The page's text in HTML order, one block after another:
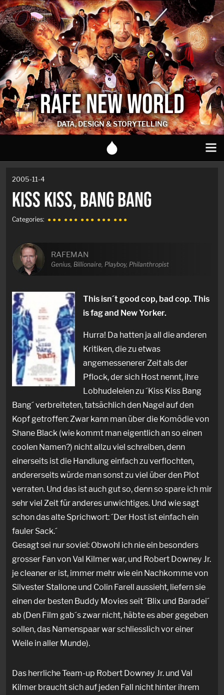
RAFE NEW WORLD
DATA, DESIGN & STORYTELLING
2005-11-4
KISS KISS, BANG BANG
Categories: ● ● ● ● ● ● ● ● ● ● ● ● ● ● ●
RAFEMAN
Genius, Billionaire, Playboy, Philanthropist
This isn´t good cop, bad cop. This
is fag and New Yorker.
Hurra! Da hatten ja all die anderen
Kritiken, die zu etwas
angemessenerer Zeit als der
Pflock, der sich Host nennt, ihre
Lobhudeleien zu ´Kiss Kiss Bang
Bang´ verbreiteten, tatsächlich den Nagel auf den
Kopf getroffen: Zwar kann man über die Komödie von
Shane Black (wie kommt man eigentlich an so einen
coolen Namen?) nicht allzu viel schreiben, denn
einerseits ist die Handlung einfach zu verflochten,
andererseits würde man sonst zu viel über den Plot
verraten. Und das ist auch gut so, denn so spare ich mir
sehr viel Zeit für anderes unwichtiges. Und wie sagt
schon das alte Sprichwort: ´Der Host ist einfach ein
fauler Sack.´
Gesagt sei nur soviel: Obwohl ich nie ein besonders
grosser Fan von Val Kilmer war, und Robert Downey Jr.
je cleaner er ist, immer mehr wie ein Nachkomme von
Silvester Stallone und Colin Farell aussieht, liefern sie
einen der besten Buddy Movies seit ´Blix und Baradei´
ab (Den Film gab´s zwar nicht, häbte es aber gegeben
sollen, das Namenspaar war schliesslich vor einer
Weile in aller Munde).
Das herrliche Team-up Robert Downey Jr. und Val
Kilmer braucht sich auf jeden Fall nicht hinter ihrem